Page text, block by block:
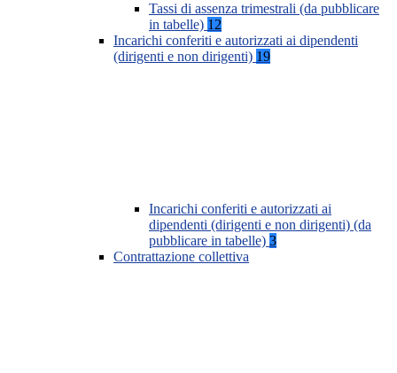
Tassi di assenza trimestrali (da pubblicare
in tabelle) 12
Incarichi conferiti e autorizzati ai dipendenti
(dirigenti e non dirigenti) 19
Incarichi conferiti e autorizzati ai
dipendenti (dirigenti e non dirigenti) (da
pubblicare in tabelle) 3
Contrattazione collettiva